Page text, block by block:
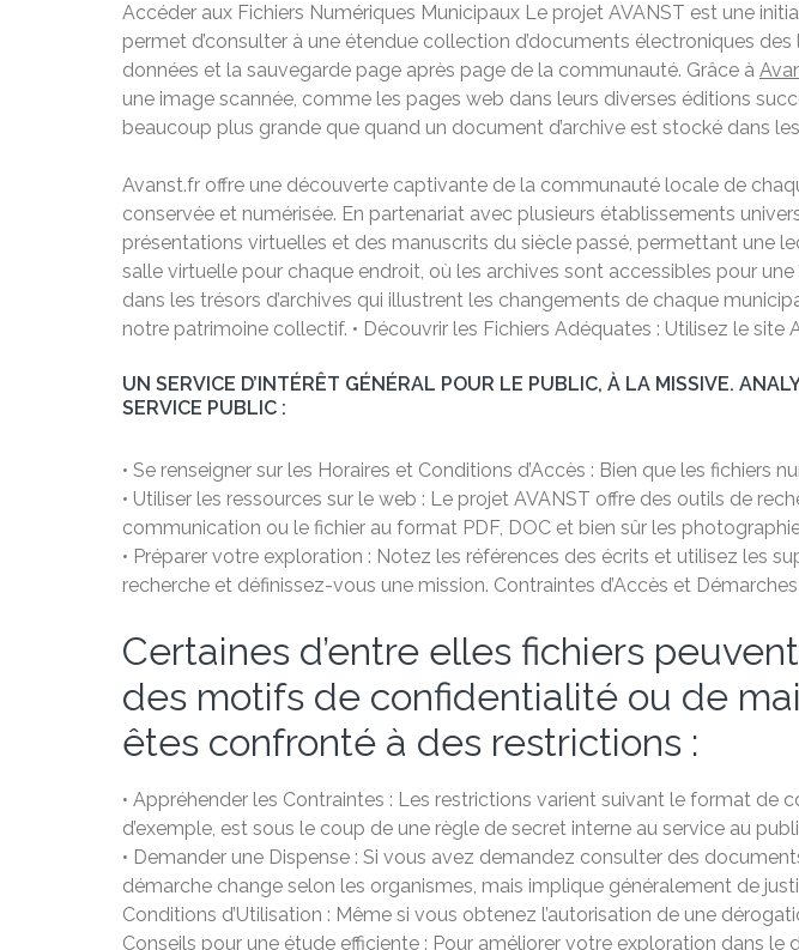
Accéder aux Fichiers Numériques Municipaux Le projet AVANST est une
permet d’consulter à une étendue collection d’documents électroniques
données et la sauvegarde page après page de la communauté. Grâce à
une image scannée, comme les pages web dans leurs diverses éditions
beaucoup plus grande que quand un document d’archive est stocké dans
Avanst.fr offre une découverte captivante de la communauté locale de
conservée et numérisée. En partenariat avec plusieurs établissements
présentations virtuelles et des manuscrits du siècle passé, permettant une
salle virtuelle pour chaque endroit, où les archives sont accessibles pour
dans les trésors d’archives qui illustrent les changements de chaque
notre patrimoine collectif. • Découvrir les Fichiers Adéquates : Utilisez le
UN SERVICE D’INTÉRÊT GÉNÉRAL POUR LE PUBLIC, À LA MISSIVE.
SERVICE PUBLIC :
• Se renseigner sur les Horaires et Conditions d’Accès : Bien que les
• Utiliser les ressources sur le web : Le projet AVANST offre des outils de
communication ou le fichier au format PDF, DOC et bien sûr les
• Préparer votre exploration : Notez les références des écrits et utilisez les
recherche et définissez-vous une mission. Contraintes d’Accès et
Certaines d’entre elles fichiers
des motifs de confidentialité ou de
êtes confronté à des restrictions :
• Appréhender les Contraintes : Les restrictions varient suivant le format
d’exemple, est sous le coup de une règle de secret interne au service au
• Demander une Dispense : Si vous avez demandez consulter des
démarche change selon les organismes, mais implique généralement de
Conditions d’Utilisation : Même si vous obtenez l’autorisation de une
Conseils pour une étude efficiente : Pour améliorer votre exploration dans le